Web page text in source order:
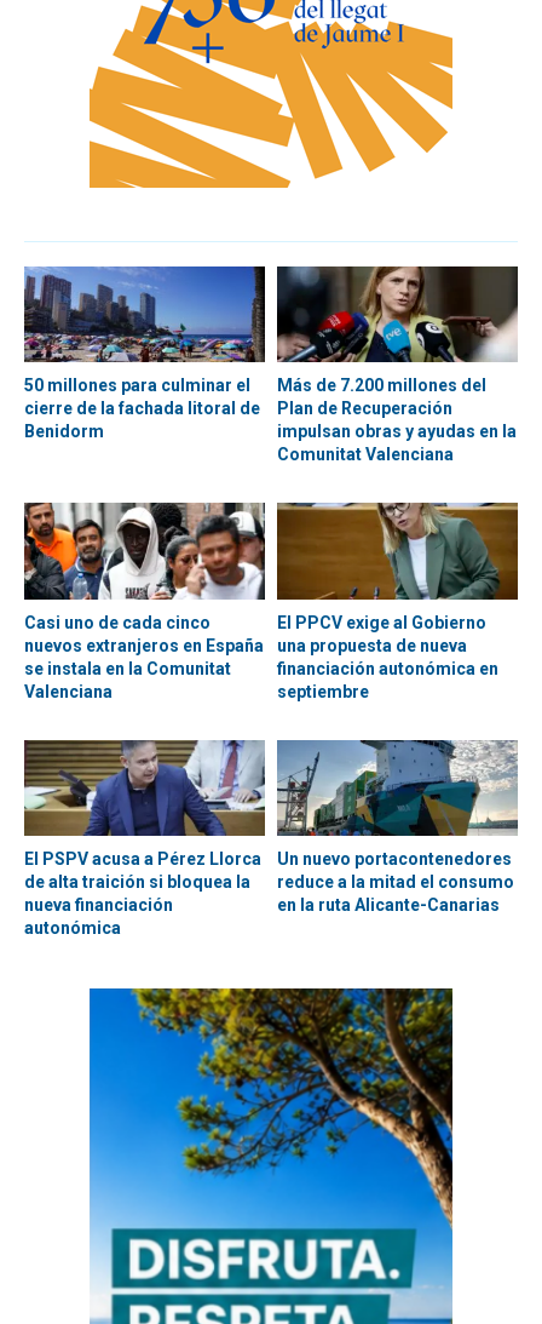
50 millones para culminar el
cierre de la fachada litoral de
Benidorm
Más de 7.200 millones del
Plan de Recuperación
impulsan obras y ayudas en la
Comunitat Valenciana
Casi uno de cada cinco
nuevos extranjeros en España
se instala en la Comunitat
Valenciana
El PPCV exige al Gobierno
una propuesta de nueva
financiación autonómica en
septiembre
El PSPV acusa a Pérez Llorca
de alta traición si bloquea la
nueva financiación
autonómica
Un nuevo portacontenedores
reduce a la mitad el consumo
en la ruta Alicante-Canarias